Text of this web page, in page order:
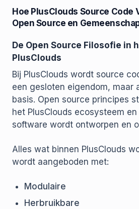
Hoe PlusClouds Source Code
Open Source en
De Open Source Filosofie in
PlusClouds
Bij PlusClouds wordt source
een gesloten eigendom, maar
basis. Open source principes
het PlusClouds ecosysteem
software wordt ontworpen en
Alles wat binnen PlusClouds
wordt aangeboden met:
Modulaire
Herbruikbare